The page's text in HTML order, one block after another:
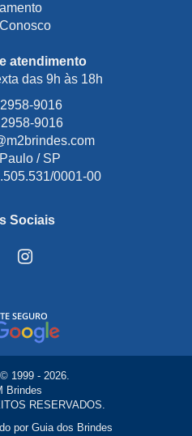
atendimento
das 9h às 18h
9016
9016
/ SP
0001-00
Sociais
1999 - 2026.
Brindes
RESERVADOS.
por Guia dos Brindes